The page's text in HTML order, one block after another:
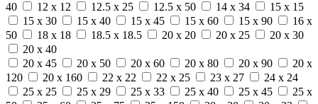
40
12 x 12 12.5 x 25 12.5 x 50 14 x 34
15 x 15
15 x 30
15 x 40 15 x 45 15 x 60 15 x 90
16 x
50
18 x 18 18.5 x 18.5 20 x 20 20 x 25
20 x 30
20 x 40
20 x 45
20 x 50 20 x 60 20 x 80 20 x 90
20 x
120
20 x 160 22 x 22 22 x 25 23 x 27
24 x 24
25 x 25
25 x 29 25 x 33 25 x 40 25 x 45
25 x